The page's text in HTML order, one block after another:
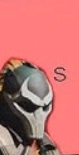
บสไตล์คุณ
แค่สกินตัวละครธร
ตัวตนและภาพลักษณ์
และ T ซึ่งบางตัวก็
าษาไทย ที่คัดและ
ง C-Tier โดยอิงทั้ง